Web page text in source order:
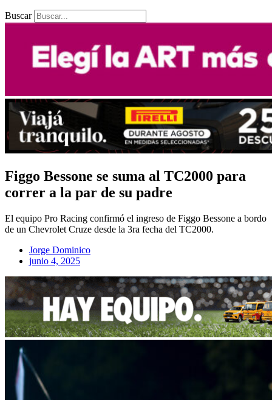
Buscar
Figgo Bessone se suma al TC2000 para
correr a la par de su padre
El equipo Pro Racing confirmó el ingreso de Figgo Bessone a bordo
de un Chevrolet Cruze desde la 3ra fecha del TC2000.
Jorge Dominico
junio 4, 2025